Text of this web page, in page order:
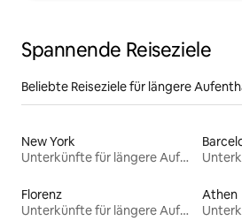
Spannende Reiseziele
Beliebte Reiseziele für längere
New York
Unterkünfte für längere Aufenthalte
Florenz
Unterkünfte für längere Aufenthalte
Athen